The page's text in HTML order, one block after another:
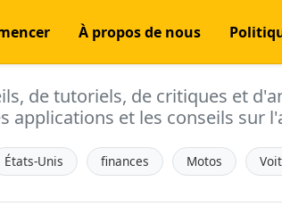
À propos de nous
de tutoriels, de critiques et
applications et les conseils sur
États-Unis finances Motos